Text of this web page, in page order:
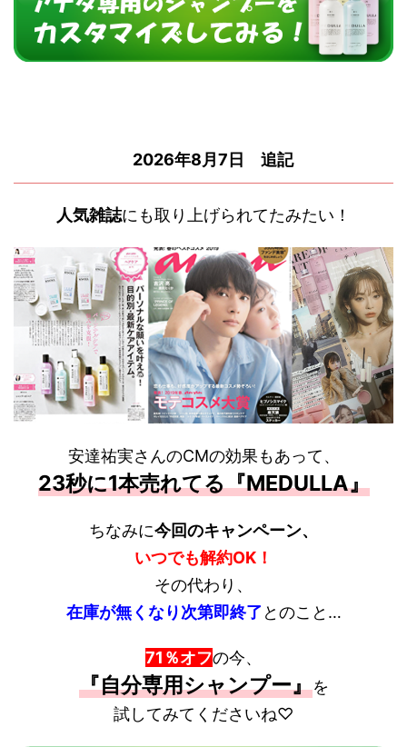
2026年8月7日 追記
人気雑誌にも取り上げられてたみたい！
安達祐実さんのCMの効果もあって、
23秒に1本売れてる『MEDULLA』
ちなみに今回のキャンペーン、
いつでも解約OK！
その代わり、
在庫が無くなり次第即終了 とのこと…
71％オフの今、
『自分専用シャンプー』を
試してみてくださいね♡